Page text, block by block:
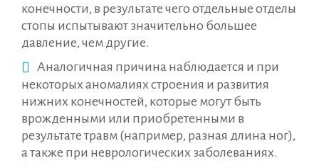
конечности, в результате чего отдельные отделы
стопы испытывают значительно большее
давление, чем другие.
Аналогичная причина наблюдается и при
некоторых аномалиях строения и развития
нижних конечностей, которые могут быть
врожденными или приобретенными в
результате травм (например, разная длина ног),
а также при неврологических заболеваниях.